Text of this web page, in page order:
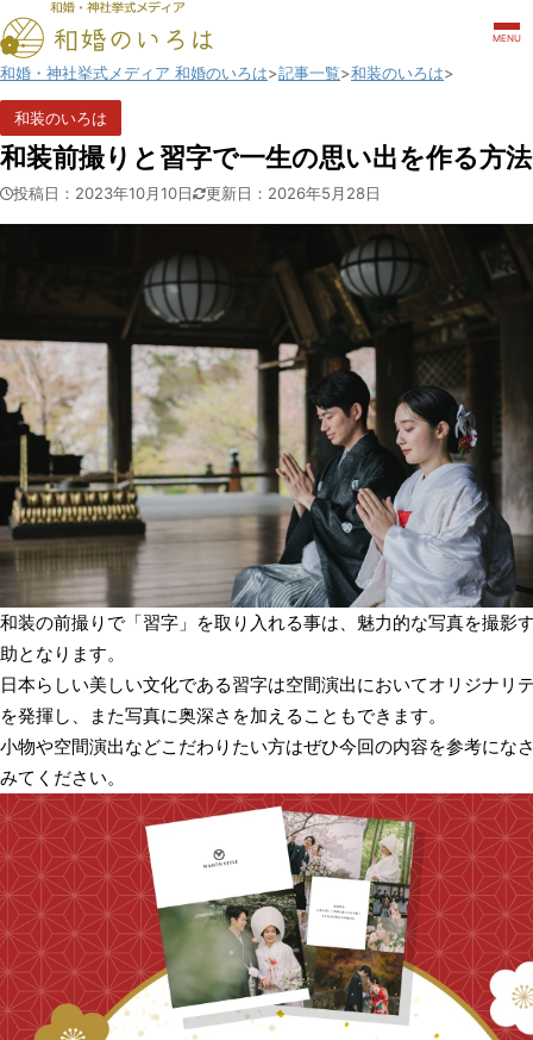
MENU
和婚・神社挙式メディア 和婚のいろは 記事一覧 和装のいろは
和装のいろは
和装前撮りと習字で一生の思い出を作る方法
投稿日：2023年10月10日 更新日：2026年5月28日
和装の前撮りで「習字」を取り入れる事は、魅力的な写真を撮影
助となります。
日本らしい美しい文化である習字は空間演出においてオリジナリ
を発揮し、また写真に奥深さを加えることもできます。
小物や空間演出などこだわりたい方はぜひ今回の内容を参考にな
みてください。